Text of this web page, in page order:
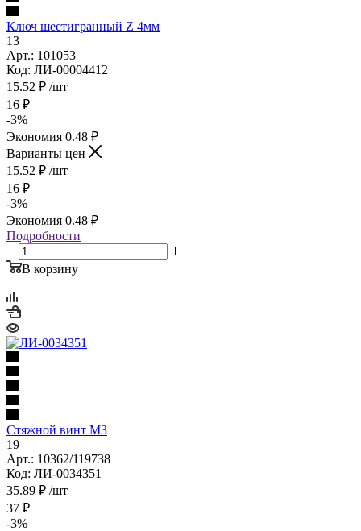
Ключ шестигранный Z 4мм
13
Арт.: 101053
Код: ЛИ-00004412
15.52 ₽ /шт
16 ₽
-3%
Экономия 0.48 ₽
Варианты цен
15.52 ₽ /шт
16 ₽
-3%
Экономия 0.48 ₽
Подробности
В корзину
Стяжной винт М3
19
Арт.: 10362/119738
Код: ЛИ-0034351
35.89 ₽ /шт
37 ₽
-3%